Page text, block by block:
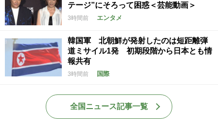
テージ”にそろって困惑＜芸能動画＞
3時間前 エンタメ
韓国軍 北朝鮮が発射したのは短距離弾
道ミサイル1発 初期段階から日本とも情
報共有
3時間前 国際
全国ニュース記事一覧